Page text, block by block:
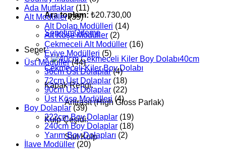
Ara toplam: ₺20.730,00
SepetimÖdeme
Sepet
×
40cm
Çekmeceli Kiler Boy Dolabı
Kapak Rengi:
Antrasit (High Gloss Parlak)
Kulp Çeşidi:
Sail Kulp
Ada Mutfaklar (11)
Alt Modüller (35)
Alt Dolap Modülleri (14)
Alt Köşe Modüller (2)
Çekmeceli Alt Modüller (16)
Eviye Modülleri (5)
Üst Modüller (44)
36cm Üst Dolaplar (4)
72cm Üst Dolaplar (18)
90cm Üst Dolaplar (22)
Üst Köşe Modülleri (4)
Boy Dolaplar (39)
222cm Boy Dolaplar (19)
240cm Boy Dolaplar (18)
Yarım Boy Dolapları (2)
İlave Modüller (20)